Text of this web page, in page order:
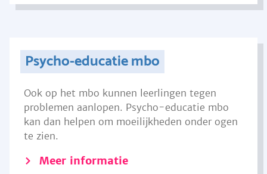
Psycho-educatie mbo
Ook op het mbo kunnen leerlingen tegen
problemen aanlopen. Psycho-educatie mbo
kan dan helpen om moeilijkheden onder ogen
te zien.
Meer informatie